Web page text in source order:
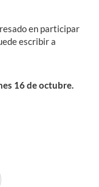
en participar
escribir a
16 de octubre.